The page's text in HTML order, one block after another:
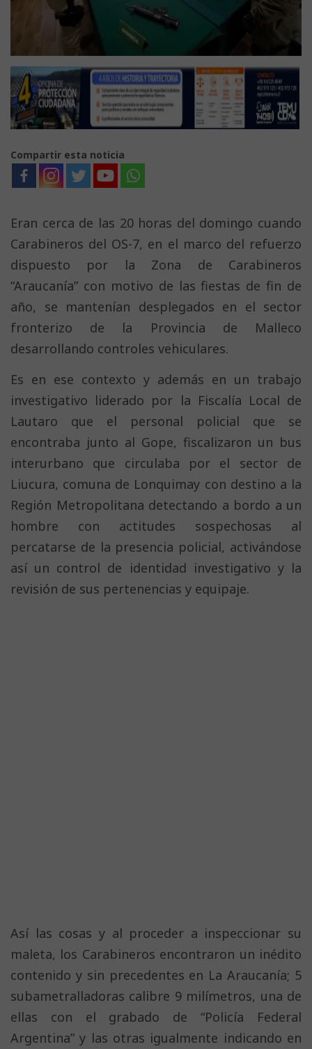
Compartir esta noticia
Eran cerca de las 20 horas del domingo cuando
Carabineros del OS-7, en el marco del refuerzo
dispuesto por la Zona de Carabineros
“Araucanía” con motivo de las fiestas de fin de
año, se mantenían desplegados en el sector
fronterizo de la Provincia de Malleco
desarrollando controles vehiculares.
Es en ese contexto y además en un trabajo
investigativo liderado por la Fiscalía Local de
Lautaro que el personal policial que se
encontraba junto al Gope, fiscalizaron un bus
interurbano que circulaba por el sector de
Liucura, comuna de Lonquimay con destino a la
Región Metropolitana detectando a bordo a un
hombre con actitudes sospechosas al
percatarse de la presencia policial, activándose
así un control de identidad investigativo y la
revisión de sus pertenencias y equipaje.
Así las cosas y al proceder a inspeccionar su
maleta, los Carabineros encontraron un inédito
contenido y sin precedentes en La Araucanía; 5
subametralladoras calibre 9 milímetros, una de
ellas con el grabado de “Policía Federal
Argentina” y las otras igualmente indicando en